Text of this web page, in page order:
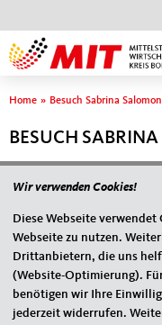
Sie sind hier
Home » Besuch Sabrina
BESUCH
Wir verwenden Cookies!
Diese Webseite
Webseite zu nutzen.
Drittanbietern, die uns
(Website-Optimierung).
benötigen wir Ihre
jederzeit widerrufen.